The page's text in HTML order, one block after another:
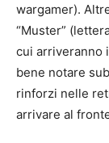
wargamer).
“Muster”
cui arriveranno
bene notare
rinforzi nelle
arrivare al